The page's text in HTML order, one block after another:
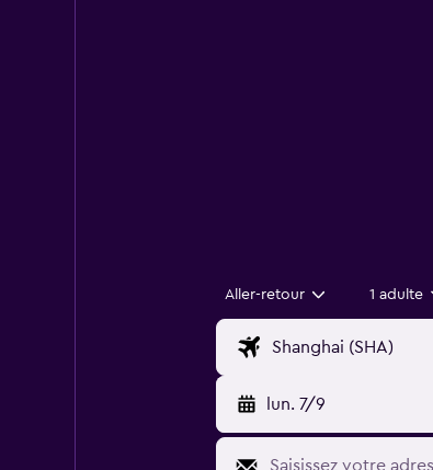
Aller-retour 1 adulte
lun. 7/9